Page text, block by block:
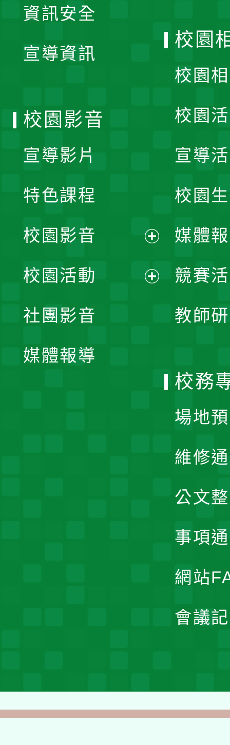
資訊安全
宣導資訊
校園
校園
校園
宣導
校園
媒體
競賽
教師
校園影音
宣導影片
特色課程
校園影音
開
校園活動
社團影音
媒體報導
校務
場地
維修
公文
事項
網站
會議